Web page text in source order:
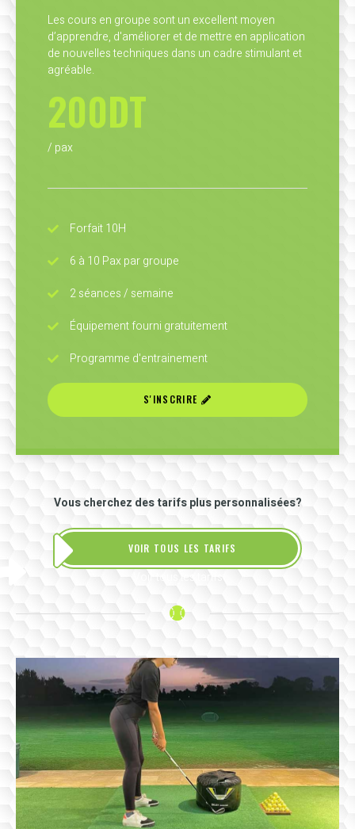
Les cours en groupe sont un excellent moyen
d’apprendre, d'améliorer et de mettre en application
de nouvelles techniques dans un cadre stimulant et
agréable.
200DT
/ pax
Forfait 10H
6 à 10 Pax par groupe
2 séances / semaine
Équipement fourni gratuitement
Programme d'entrainement
S'INSCRIRE
Vous cherchez des tarifs plus personnalisées?
VOIR TOUS LES TARIFS